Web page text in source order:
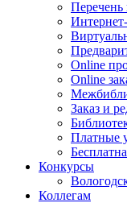
Перечень
Online
Online
Заказ и
Платные
Конкурсы
Коллегам